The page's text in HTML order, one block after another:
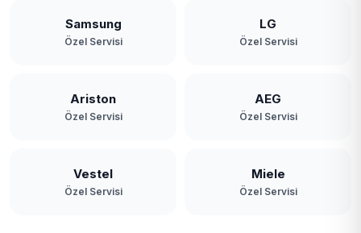
Samsung
Özel Servisi
LG
Özel Servisi
Ariston
Özel Servisi
AEG
Özel Servisi
Vestel
Özel Servisi
Miele
Özel Servisi